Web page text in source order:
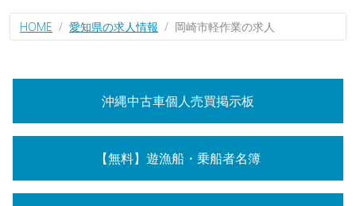
HOME 愛知県の求人情報 岡崎市軽作業の求人
沖縄中古車個人売買掲示板
【無料】遊漁船・乗船者名簿